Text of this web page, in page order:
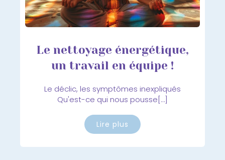
Le nettoyage énergétique,
un travail en équipe !
Le déclic, les symptômes inexpliqués
Qu'est-ce qui nous pousse[…]
Lire plus